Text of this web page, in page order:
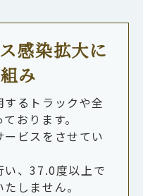
感染拡大に
み
するトラックや全
おります。
ービスをさせてい
い、37.0度以上で
しません。